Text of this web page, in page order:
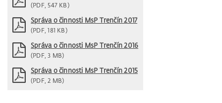
(PDF, 547 KB)
Správa o činnosti MsP Trenčín 2017
(PDF, 181 KB)
Správa o činnosti MsP Trenčín 2016
(PDF, 3 MB)
Správa o činnosti MsP Trenčín 2015
(PDF, 2 MB)